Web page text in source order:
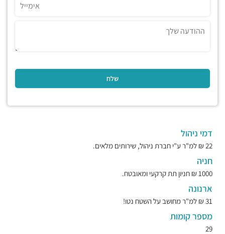
דמי ניהול
22 ₪ למ"ר ע"י חברת ניהול, שירותים מלאים.
חניה
1000 ₪ חניון תת קרקעי ומאובטח.
ארנונה
31 ₪ למ"ר מחושב על השטח נטו!
מספר קומות
29